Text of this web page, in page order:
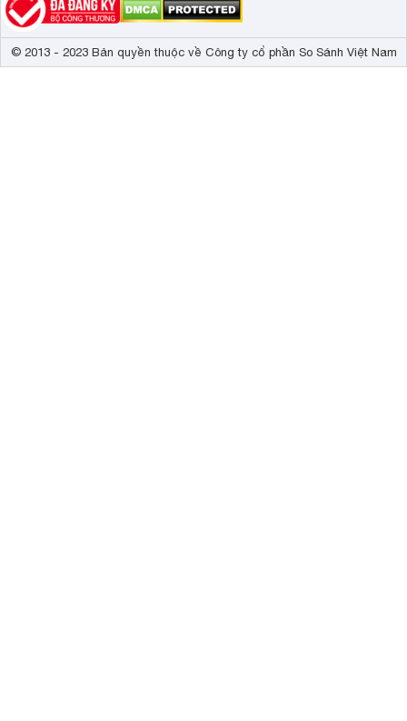
© 2013 - 2023 Bản quyền thuộc về Công ty cổ phần So Sánh Việt Nam